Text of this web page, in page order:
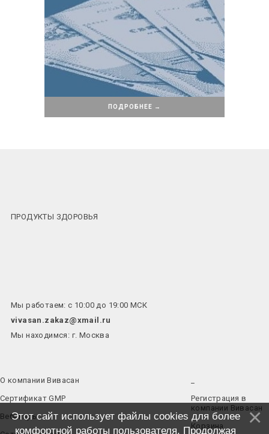
ПОДРОБНЕЕ →
ПРОДУКТЫ ЗДОРОВЬЯ
Мы работаем: с 10:00 до 19:00 МСК
vivasan.zakaz@xmail.ru
Мы находимся: г. Москва
О компании Вивасан
Сертификат GMP
Вебинары
Регистрация в
компании Вивасан
Корзина
Этот сайт использует файлы cookies для более
комфортной работы пользователя. Продолжая